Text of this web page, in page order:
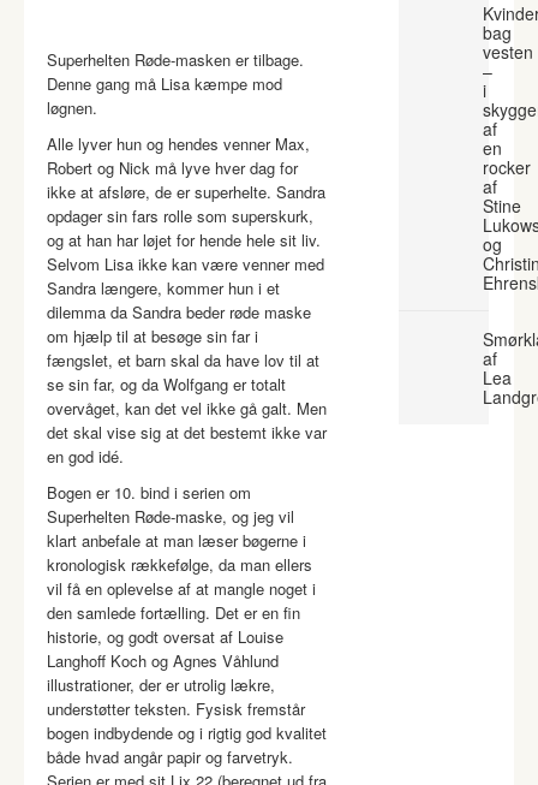
Superhelten Røde-masken er tilbage.
Denne gang må Lisa kæmpe mod
løgnen.
Alle lyver hun og hendes venner Max,
Robert og Nick må lyve hver dag for
ikke at afsløre, de er superhelte. Sandra
opdager sin fars rolle som superskurk,
og at han har løjet for hende hele sit liv.
Selvom Lisa ikke kan være venner med
Sandra længere, kommer hun i et
dilemma da Sandra beder røde maske
om hjælp til at besøge sin far i
fængslet, et barn skal da have lov til at
se sin far, og da Wolfgang er totalt
overvåget, kan det vel ikke gå galt. Men
det skal vise sig at det bestemt ikke var
en god idé.
Bogen er 10. bind i serien om
Superhelten Røde-maske, og jeg vil
klart anbefale at man læser bøgerne i
kronologisk rækkefølge, da man ellers
vil få en oplevelse af at mangle noget i
den samlede fortælling. Det er en fin
historie, og godt oversat af Louise
Langhoff Koch og Agnes Våhlund
illustrationer, der er utrolig lækre,
understøtter teksten. Fysisk fremstår
bogen indbydende og i rigtig god kvalitet
både hvad angår papir og farvetryk.
bag
vesten
–
i
af
en
rocker
af
Stine
og
af
Lea